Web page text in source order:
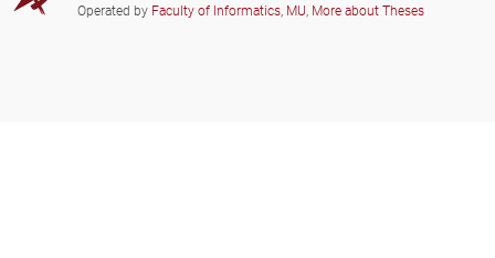
Operated by Faculty of Informatics, MU, More about Theses